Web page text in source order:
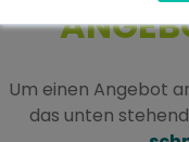
Um einen Angebot
das unten